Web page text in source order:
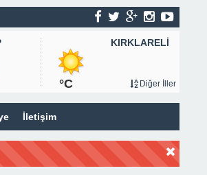
KIRKLARELİ
°C Diğer İller
İletişim